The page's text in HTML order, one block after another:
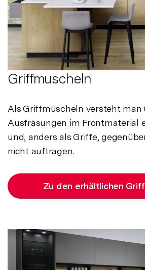
Griffmuscheln
Als Griffmuscheln versteht man
Ausfräsungen im Frontmaterial
und, anders als Griffe,
nicht auftragen.
Zu den erhältlichen